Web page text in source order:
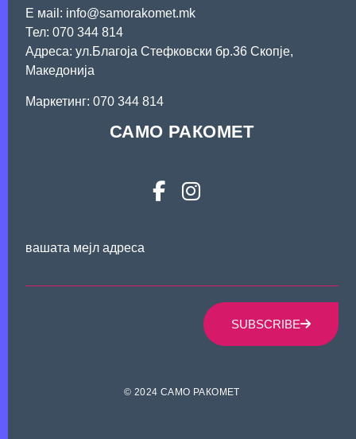
Е мail: info@samorakomet.mk
Тел: 070 344 814
Адреса: ул.Благоја Стефковски бр.36 Скопје,
Македонија
Mаркетинг: 070 344 814
САМО РАКОМЕТ
вашата мејл адреса
SUBSCRIBE
© 2024 САМО РАКОМЕТ